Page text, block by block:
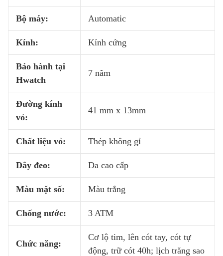
Bộ máy: Automatic
Kính: Kính cứng
Bảo hành tại
Hwatch
7 năm
Đường kính
vỏ:
41 mm x 13mm
Chất liệu vỏ: Thép không gỉ
Dây đeo: Da cao cấp
Màu mặt số: Màu trắng
Chống nước: 3 ATM
Chức năng:
Cơ lộ tim, lên cót tay, cót tự
động, trữ cót 40h; lịch trăng sao